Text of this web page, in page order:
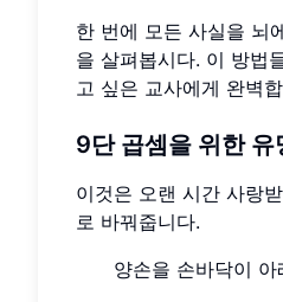
한 번에 모든 사실을 뇌
을 살펴봅시다. 이 방법
고 싶은 교사에게 완벽
9단 곱셈을 위한 유
이것은 오랜 시간 사랑
로 바꿔줍니다.
양손을 손바닥이